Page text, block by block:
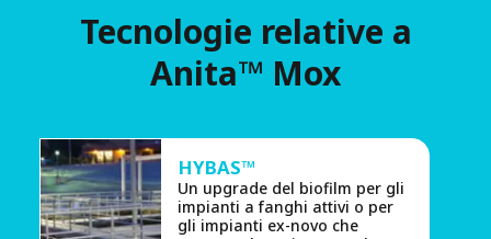
Tecnologie relative a
Anita™ Mox
HYBAS™
Un upgrade del biofilm per gli
impianti a fanghi attivi o per
gli impianti ex-novo che